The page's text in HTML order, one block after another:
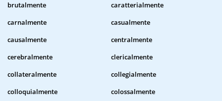
brutalmente
caratterialmente
carnalmente
casualmente
causalmente
centralmente
cerebralmente
clericalmente
collateralmente
collegialmente
colloquialmente
colossalmente